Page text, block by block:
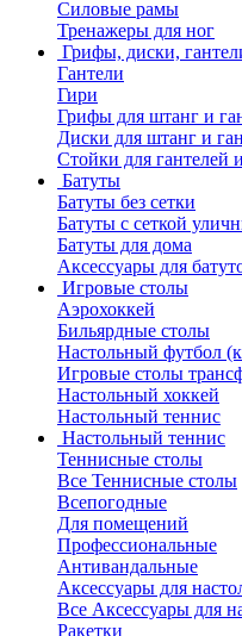
Силовые рамы
Тренажеры для ног
Грифы, диски,
Гантели
Гири
Грифы для штанг и
Диски для штанг и
Стойки для гантелей
Батуты
Батуты без сетки
Батуты с сеткой
Батуты для дома
Аксессуары для
Игровые столы
Аэрохоккей
Бильярдные столы
Настольный футбол
Игровые столы
Настольный хоккей
Настольный теннис
Настольный теннис
Теннисные столы
Все Теннисные столы
Всепогодные
Для помещений
Профессиональные
Антивандальные
Аксессуары для
Все Аксессуары для
Ракетки